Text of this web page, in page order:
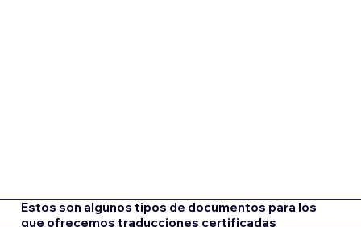
Estos son algunos tipos de documentos para los
que ofrecemos traducciones certificadas